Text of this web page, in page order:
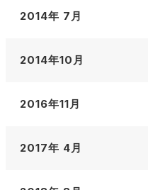
2014年 7月
2014年10月
2016年11月
2017年 4月